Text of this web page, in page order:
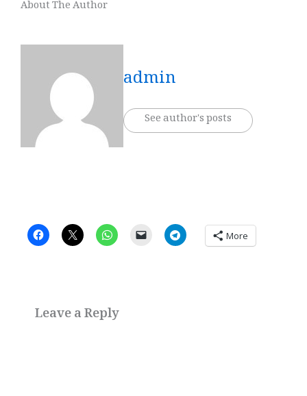
About The Author
admin
See author's posts
More
Leave a Reply